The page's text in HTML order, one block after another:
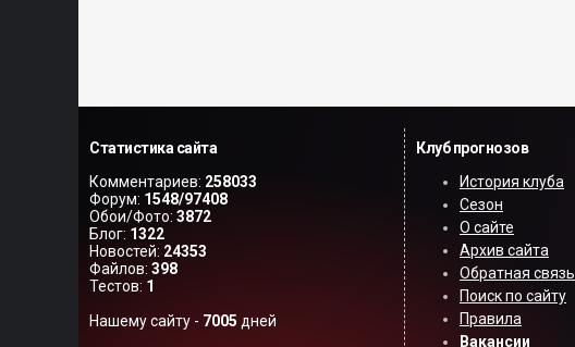
Статистика сайта
Комментариев: 258033
Форум: 1548/97408
Обои/Фото: 3872
Блог: 1322
Новостей: 24353
Файлов: 398
Тестов: 1
Нашему сайту - 7005 дней
Клуб прогнозов
История клуба
Сезон
О сайте
Архив сайта
Обратная связь
Поиск по сайту
Правила
Вакансии